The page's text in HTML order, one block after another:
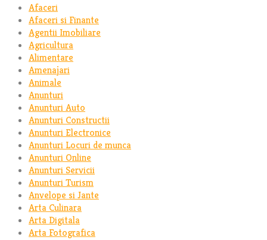
Afaceri
Afaceri si Finante
Agentii Imobiliare
Agricultura
Alimentare
Amenajari
Animale
Anunturi
Anunturi Auto
Anunturi Constructii
Anunturi Electronice
Anunturi Locuri de munca
Anunturi Online
Anunturi Servicii
Anunturi Turism
Anvelope si Jante
Arta Culinara
Arta Digitala
Arta Fotografica